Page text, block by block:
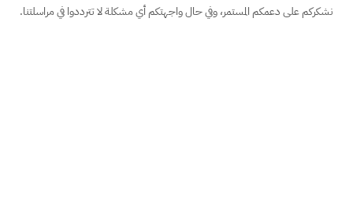
نشكركم على دعمكم المستمر، وفي حال واجهتكم أي مشكلة لا تترددوا في مراسلتنا.